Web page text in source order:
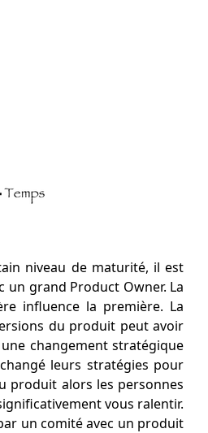
niveau de maturité, il est
grand Product Owner. La
influence la première. La
du produit peut avoir
changement stratégique
leurs stratégies pour
produit alors les personnes
vous ralentir.
un comité avec un produit